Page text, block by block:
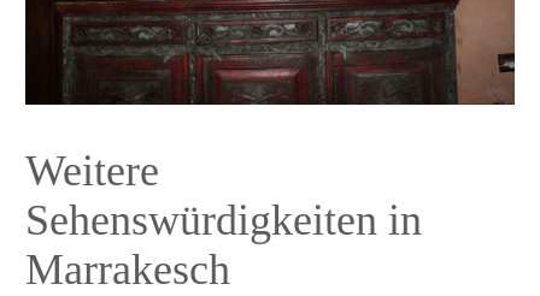
Weitere
Sehenswürdigkeiten in
Marrakesch